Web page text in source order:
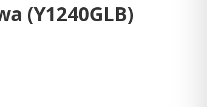
(Y1240GLB)